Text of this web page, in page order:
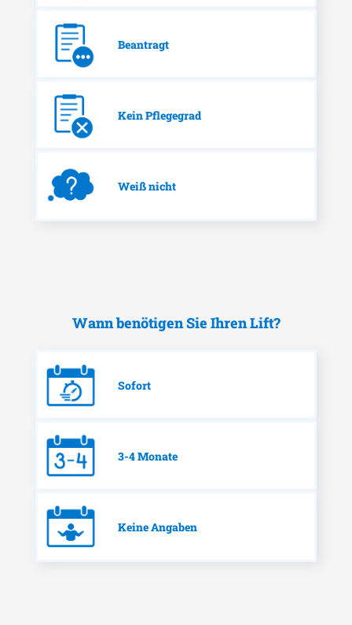
Beantragt
Kein Pflegegrad
Weiß nicht
Wann benötigen Sie Ihren Lift?
Sofort
3-4 Monate
Keine Angaben